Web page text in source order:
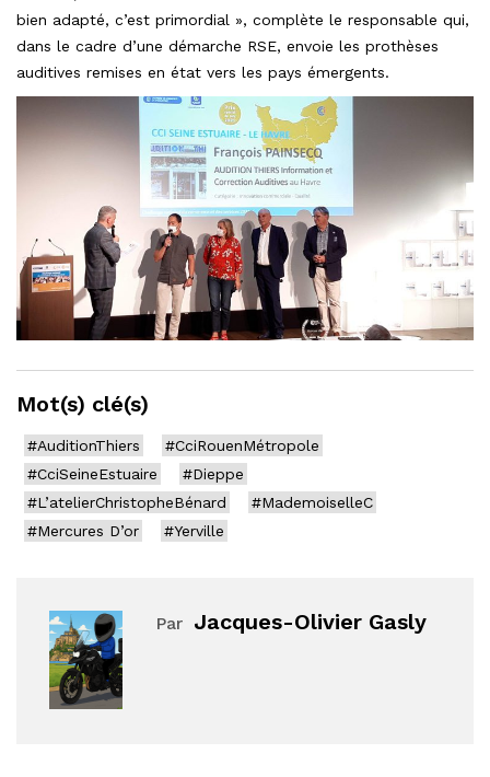
bien adapté, c’est primordial », complète le responsable qui,
dans le cadre d’une démarche RSE, envoie les prothèses
auditives remises en état vers les pays émergents.
Mot(s) clé(s)
#AuditionThiers
#CciRouenMétropole
#CciSeineEstuaire
#Dieppe
#L’atelierChristopheBénard
#MademoiselleC
#Mercures D’or
#Yerville
Par Jacques-Olivier Gasly